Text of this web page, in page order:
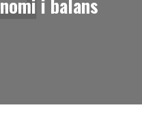
i balans